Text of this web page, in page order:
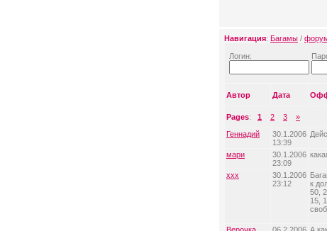
Навигация: Багамы /
Логин:
Автор Дата
Pages: 1 2 3
»
Геннадий
30.1.2006
13:39
мари
30.1.2006
23:09
xxx
30.1.2006
23:12
к
50,
15,